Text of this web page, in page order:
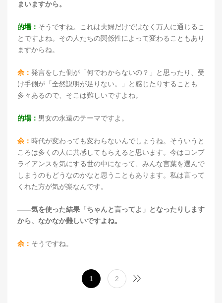
まいますから。
的場： そうですね。これは夫婦だけではなく万人に通じるこ
とですよね。その人たちの関係性によって変わることもあり
ますからね。
余： 発言をした側が「何でわからないの？」と思ったり、受
け手側が「全然説明が足りない。」と感じたりすることも
多々あるので、そこは難しいですよね。
的場： 男女の永遠のテーマですよ。
余： 時代が変わっても変わらないんでしょうね。そういうと
ころは多くの人に共感してもらえると思います。今はコンプ
ライアンスを気にする世の中になって、みんな言葉を選んで
しまうのもどうなのかなと思うこともあります。私は言って
くれた方が気が楽なんです。
――気を使った結果「ちゃんと言ってよ」となったりします
から、なかなか難しいですよね。
余： そうですね。
1 2